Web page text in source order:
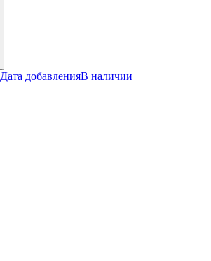
Дата добавленияВ наличии